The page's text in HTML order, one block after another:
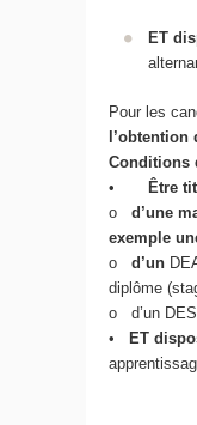
ET
Pour les
l’obtention
Conditions
•Être
od’une
exemple
od’un
diplôme
o d’un
•ET